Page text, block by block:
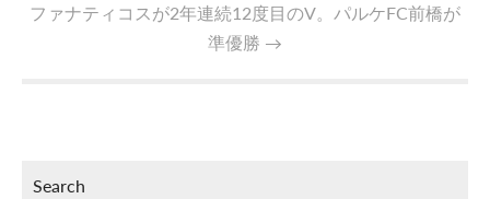
ファナティコスが2年連続12度目のV。パルケFC前橋が
準優勝 →